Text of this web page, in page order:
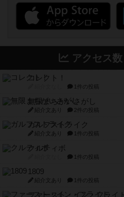
アクセス
コレクト！
1件の投稿
無限まちがいさがし
紹介文あり 2件の投稿
ガルフストライク
紹介文あり 1件の投稿
クルティボ
1件の投稿
1809
紹介文あり 1件の投稿
ファースト・イン・フライト